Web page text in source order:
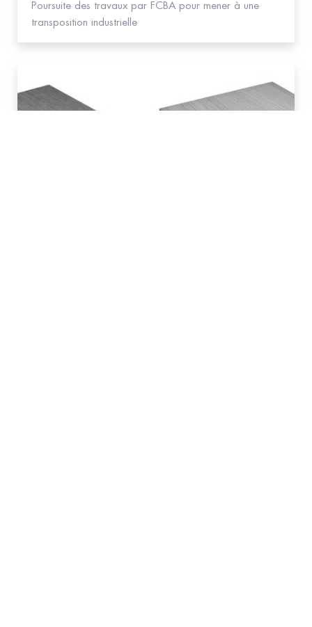
Poursuite des travaux par FCBA pour mener à une
transposition industrielle